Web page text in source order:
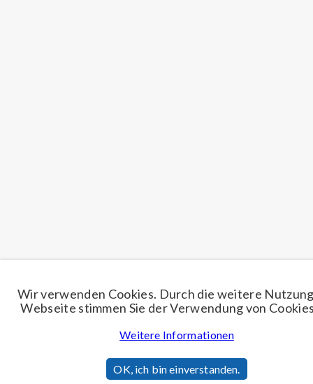
Wir verwenden Cookies. Durch die weitere
Webseite stimmen Sie der Verwendung von
Weitere Informationen
OK, ich bin einverstanden.